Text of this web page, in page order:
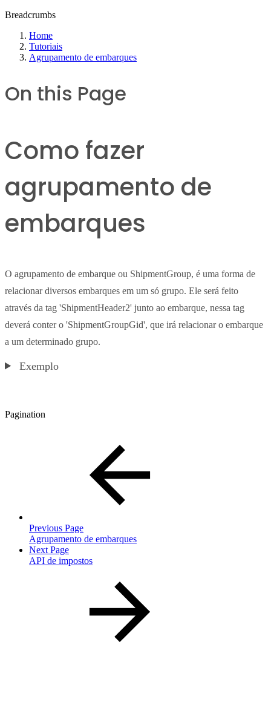
Breadcrumbs
Home
Tutoriais
Agrupamento de embarques
On this Page
Como fazer
agrupamento de
embarques
O agrupamento de embarque ou ShipmentGroup, é uma forma de
relacionar diversos embarques em um só grupo. Ele será feito
através da tag 'ShipmentHeader2' junto ao embarque, nessa tag
deverá conter o 'ShipmentGroupGid', que irá relacionar o embarque
a um determinado grupo.
Exemplo
Pagination
Previous Page
Agrupamento de embarques
Next Page
API de impostos